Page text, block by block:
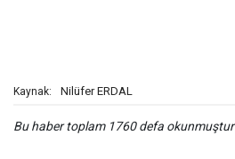
Kaynak: Nilüfer ERDAL
Bu haber toplam 1760 defa okunmuştur